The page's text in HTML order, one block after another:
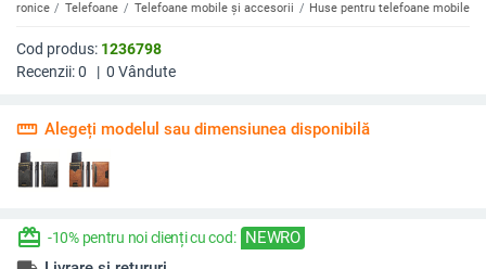
Telefoane Telefoane mobile și accesorii Huse pentru telefoane mobile
Cod produs: 1236798
Recenzii:0 | 0 Vândute
straighten Alegeți modelul sau dimensiunea disponibilă
redeem -10% pentru noi clienți cu cod: NEWRO